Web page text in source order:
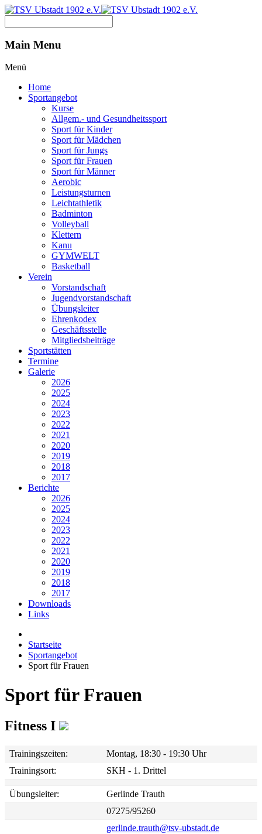
Main Menu
Menü
Home
Sportangebot
Kurse
Allgem.- und Gesundheitssport
Sport für Kinder
Sport für Mädchen
Sport für Jungs
Sport für Frauen
Sport für Männer
Aerobic
Leistungsturnen
Leichtathletik
Badminton
Volleyball
Klettern
Kanu
GYMWELT
Basketball
Verein
Vorstandschaft
Jugendvorstandschaft
Übungsleiter
Ehrenkodex
Geschäftsstelle
Mitgliedsbeiträge
Sportstätten
Termine
Galerie
2026
2025
2024
2023
2022
2021
2020
2019
2018
2017
Berichte
2026
2025
2024
2023
2022
2021
2020
2019
2018
2017
Downloads
Links
Startseite
Sportangebot
Sport für Frauen
Sport für Frauen
Fitness I
Trainingszeiten:
Montag, 18:30 - 19:30 Uhr
Trainingsort:
SKH - 1. Drittel
Übungsleiter:
Gerlinde Trauth
07275/95260
gerlinde.trauth@tsv-ubstadt.de